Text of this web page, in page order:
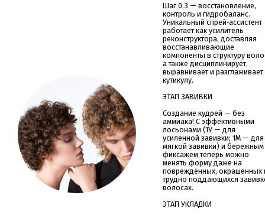
Шаг 0.3 — восстановление,
контроль и гидробаланс.
Уникальный спрей‑ассистент
работает как усилитель
реконструктора, доставляя
восстанавливающие
компоненты в структуру
а также дисциплинирует,
выравнивает и разглаживает
кутикулу.
ЭТАП ЗАВИВКИ
Создание кудрей — без
аммиака! С эффективными
лосьонами (1У — для
усиленной завивки; 1М — для
мягкой завивки) и бережным
фиксажем теперь можно
менять форму даже на
повреждённых, окрашенных
трудно поддающихся
волосах.
ЭТАП УКЛАДКИ